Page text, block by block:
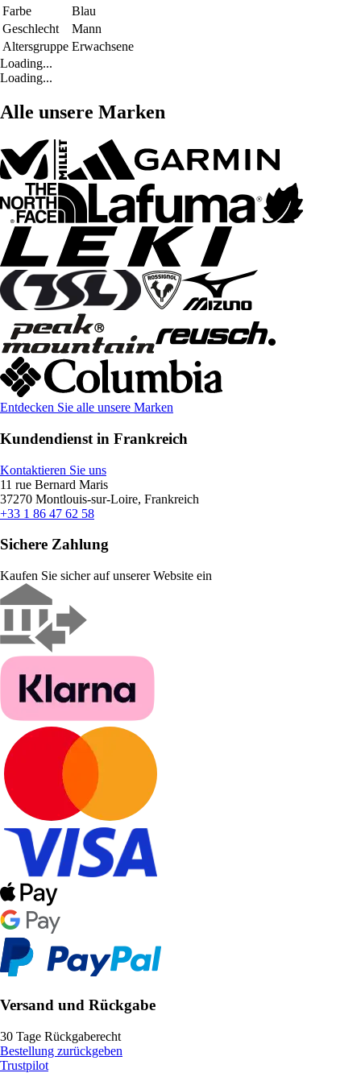
Farbe
Blau
Geschlecht
Mann
Altersgruppe Erwachsene
Loading...
Loading...
Alle unsere Marken
Entdecken Sie alle unsere Marken
Kundendienst in Frankreich
Kontaktieren Sie uns
11 rue Bernard Maris
37270 Montlouis-sur-Loire, Frankreich
+33 1 86 47 62 58
Sichere Zahlung
Kaufen Sie sicher auf unserer Website ein
Versand und Rückgabe
30 Tage Rückgaberecht
Bestellung zurückgeben
Trustpilot